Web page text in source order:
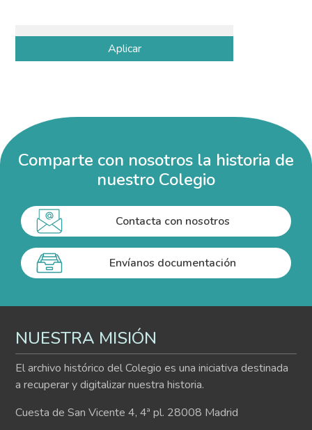
Comparte con nosotros la historia de
nuestro Colegio
Contacta con nosotros
Envíanos documentación
NUESTRA MISIÓN
El archivo histórico del Colegio es una iniciativa destinada
a recuperar y digitalizar nuestra historia.
Cuesta de San Vicente 4, 4ª pl. 28008 Madrid